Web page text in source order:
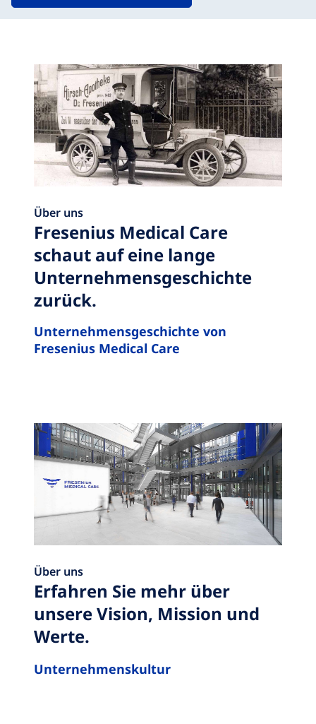
Über uns
Fresenius Medical Care
schaut auf eine lange
Unternehmensgeschichte
zurück.
Unternehmensgeschichte von
Fresenius Medical Care
Über uns
Erfahren Sie mehr über
unsere Vision, Mission und
Werte.
Unternehmenskultur